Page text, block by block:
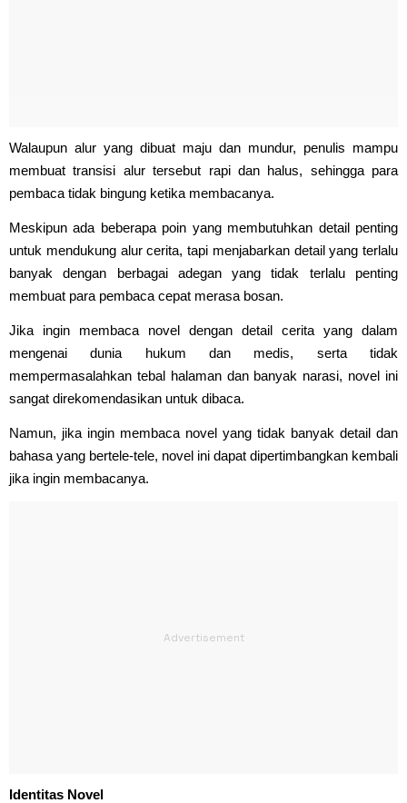
Walaupun alur yang dibuat maju dan mundur, penulis mampu
membuat transisi alur tersebut rapi dan halus, sehingga para
pembaca tidak bingung ketika membacanya.
Meskipun ada beberapa poin yang membutuhkan detail penting
untuk mendukung alur cerita, tapi menjabarkan detail yang terlalu
banyak dengan berbagai adegan yang tidak terlalu penting
membuat para pembaca cepat merasa bosan.
Jika ingin membaca novel dengan detail cerita yang dalam
mengenai dunia hukum dan medis, serta tidak
mempermasalahkan tebal halaman dan banyak narasi, novel ini
sangat direkomendasikan untuk dibaca.
Namun, jika ingin membaca novel yang tidak banyak detail dan
bahasa yang bertele-tele, novel ini dapat dipertimbangkan kembali
jika ingin membacanya.
Identitas Novel